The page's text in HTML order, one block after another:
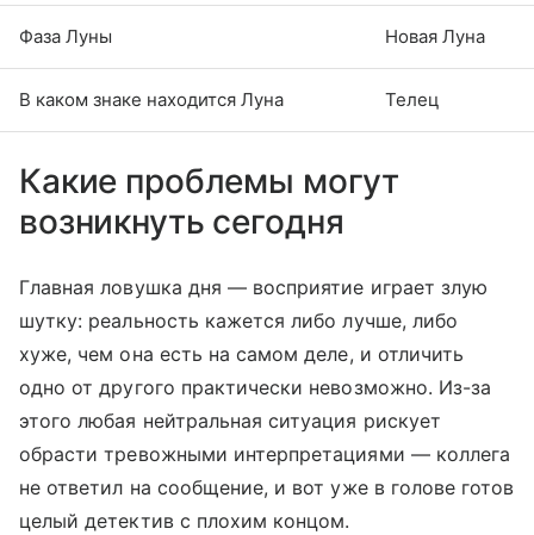
Фаза Луны Новая Луна
В каком знаке находится Луна Телец
Какие проблемы могут
возникнуть сегодня
Главная ловушка дня — восприятие играет злую
шутку: реальность кажется либо лучше, либо
хуже, чем она есть на самом деле, и отличить
одно от другого практически невозможно. Из-за
этого любая нейтральная ситуация рискует
обрасти тревожными интерпретациями — коллега
не ответил на сообщение, и вот уже в голове готов
целый детектив с плохим концом.